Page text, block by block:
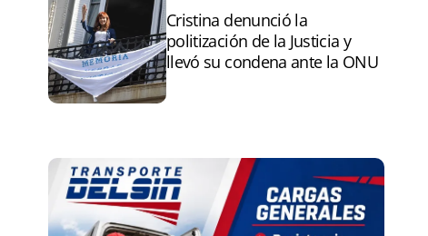
Cristina denunció la
politización de la Justicia y
llevó su condena ante la ONU